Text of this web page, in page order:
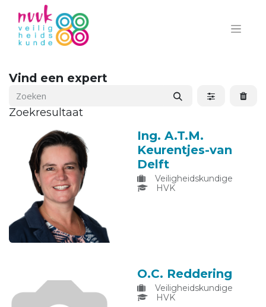
Vind een expert
Zoekresultaat
Ing. A.T.M.
Keurentjes-van
Delft
Veiligheidskundige
HVK
O.C. Reddering
Veiligheidskundige
HVK